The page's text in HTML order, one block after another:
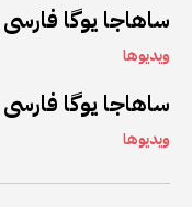
ساهاجا یوگا فارسی ۲۵ جولای ۲۰۲۶
ویدیوها
ساهاجا یوگا فارسی ۱۸ جولای ۲۰۲۶
ویدیوها